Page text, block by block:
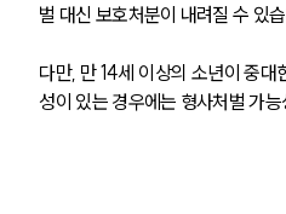
벌 대신 보호처분이 내려질 수 있
다만, 만 14세 이상의 소년이 중
성이 있는 경우에는 형사처벌 가